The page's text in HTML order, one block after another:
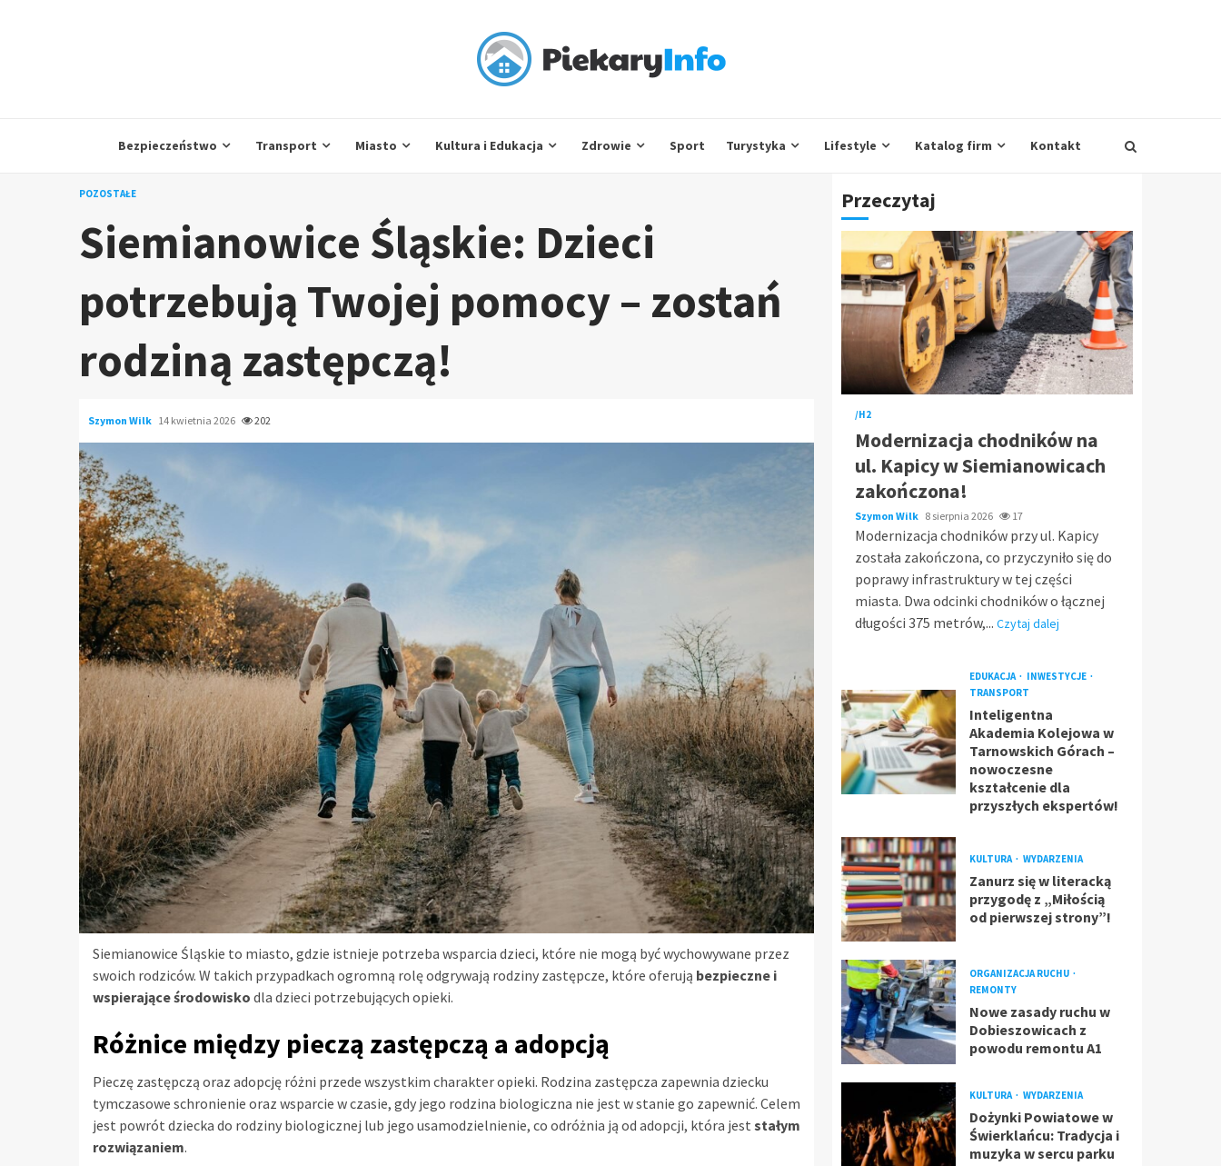
Bezpieczeństwo Transport Miasto Kultura i Edukacja Zdrowie Sport Turystyka Lifestyle Katalog firm Kontakt
POZOSTAŁE
Siemianowice Śląskie: Dzieci
potrzebują Twojej pomocy – zostań
rodziną zastępczą!
Szymon Wilk 14 kwietnia 2026 202
Siemianowice Śląskie to miasto, gdzie istnieje potrzeba wsparcia dzieci, które nie mogą być wychowywane przez
swoich rodziców. W takich przypadkach ogromną rolę odgrywają rodziny zastępcze, które oferują bezpieczne i
wspierające środowisko dla dzieci potrzebujących opieki.
Różnice między pieczą zastępczą a adopcją
Pieczę zastępczą oraz adopcję różni przede wszystkim charakter opieki. Rodzina zastępcza zapewnia dziecku
tymczasowe schronienie oraz wsparcie w czasie, gdy jego rodzina biologiczna nie jest w stanie go zapewnić. Celem
jest powrót dziecka do rodziny biologicznej lub jego usamodzielnienie, co odróżnia ją od adopcji, która jest stałym
rozwiązaniem.
Przeczytaj
/H2
Modernizacja chodników na
ul. Kapicy w Siemianowicach
zakończona!
Szymon Wilk 8 sierpnia 2026 17
Modernizacja chodników przy ul. Kapicy
została zakończona, co przyczyniło się do
poprawy infrastruktury w tej części
miasta. Dwa odcinki chodników o łącznej
długości 375 metrów,... Czytaj dalej
EDUKACJA
INWESTYCJE
TRANSPORT
Inteligentna
Akademia Kolejowa w
Tarnowskich Górach –
nowoczesne
kształcenie dla
przyszłych ekspertów!
KULTURA WYDARZENIA
Zanurz się w literacką
przygodę z „Miłością
od pierwszej strony”!
ORGANIZACJA RUCHU
REMONTY
Nowe zasady ruchu w
Dobieszowicach z
powodu remontu A1
KULTURA WYDARZENIA
Dożynki Powiatowe w
Świerklańcu: Tradycja i
muzyka w sercu parku